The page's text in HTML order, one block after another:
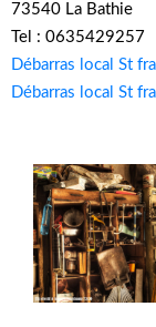
73540 La Bathie
Tel : 0635429257
Débarras local St
Débarras local St